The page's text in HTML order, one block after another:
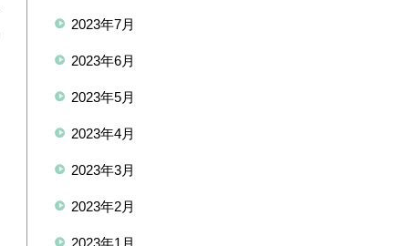
2023年7月
2023年6月
2023年5月
2023年4月
2023年3月
2023年2月
2023年1月